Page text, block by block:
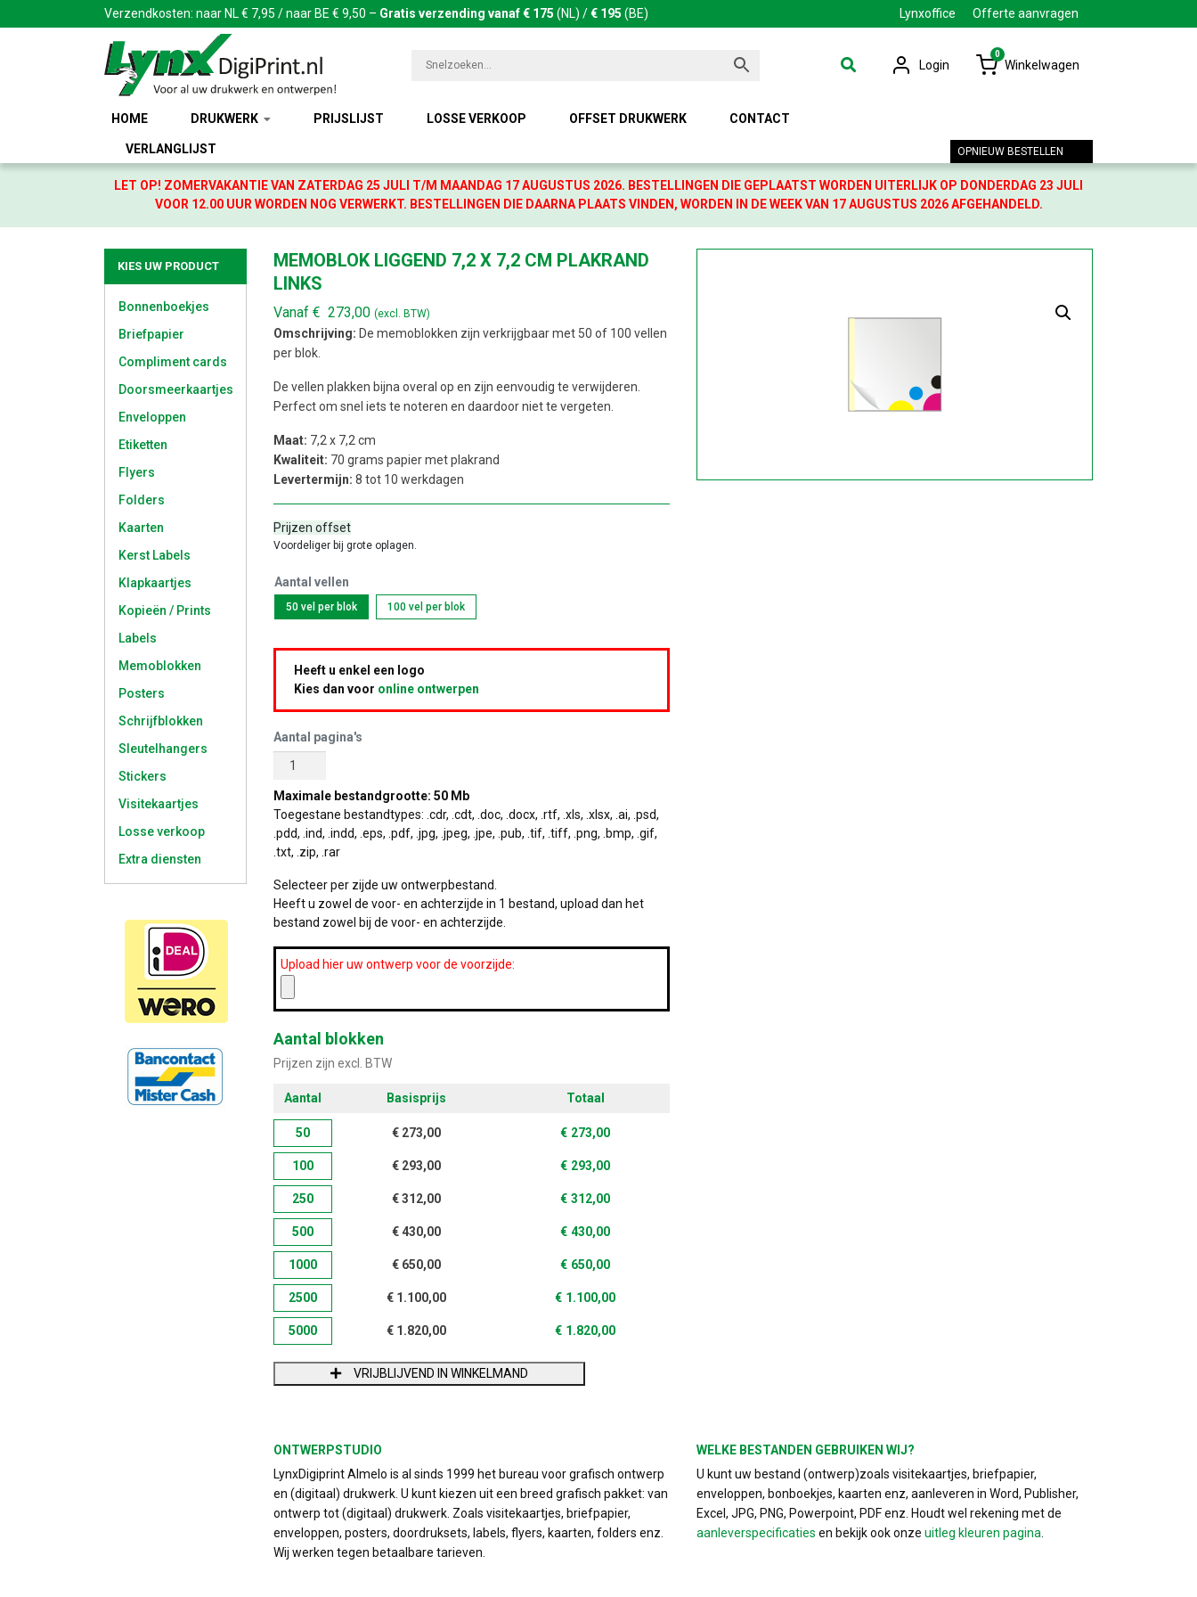
Verzendkosten: naar NL € 7,95 / naar BE € 9,50 – Gratis verzending vanaf € 175 (NL) /€ 195 (BE) Lynxoffice Offerte aanvragen
Login
0
Winkelwagen
HOME DRUKWERK PRIJSLIJST LOSSE VERKOOP OFFSET DRUKWERK CONTACT
VERLANGLIJST OPNIEUW BESTELLEN
LET OP! ZOMERVAKANTIE VAN ZATERDAG 25 JULI T/M MAANDAG 17 AUGUSTUS 2026. BESTELLINGEN DIE GEPLAATST WORDEN UITERLIJK OP DONDERDAG 23 JULI
VOOR 12.00 UUR WORDEN NOG VERWERKT. BESTELLINGEN DIE DAARNA PLAATS VINDEN, WORDEN IN DE WEEK VAN 17 AUGUSTUS 2026 AFGEHANDELD.
KIES UW PRODUCT
Bonnenboekjes
Briefpapier
Compliment cards
Doorsmeerkaartjes
Enveloppen
Etiketten
Flyers
Folders
Kaarten
Kerst Labels
Klapkaartjes
Kopieën / Prints
Labels
Memoblokken
Posters
Schrijfblokken
Sleutelhangers
Stickers
Visitekaartjes
Losse verkoop
Extra diensten
MEMOBLOK LIGGEND 7,2 X 7,2 CM PLAKRAND
LINKS
Vanaf € 273,00 (excl. BTW)
Omschrijving: De memoblokken zijn verkrijgbaar met 50 of 100 vellen
per blok.
De vellen plakken bijna overal op en zijn eenvoudig te verwijderen.
Perfect om snel iets te noteren en daardoor niet te vergeten.
Maat: 7,2 x 7,2 cm
Kwaliteit: 70 grams papier met plakrand
Levertermijn: 8 tot 10 werkdagen
Prijzen offset
Voordeliger bij grote oplagen.
Aantal vellen
50 vel per blok 100 vel per blok
Heeft u enkel een logo
Kies dan voor online ontwerpen
Aantal pagina's
Maximale bestandgrootte: 50 Mb
Toegestane bestandtypes: .cdr, .cdt, .doc, .docx, .rtf, .xls, .xlsx, .ai, .psd,
.pdd, .ind, .indd, .eps, .pdf, .jpg, .jpeg, .jpe, .pub, .tif, .tiff, .png, .bmp, .gif,
.txt, .zip, .rar
Selecteer per zijde uw ontwerpbestand.
Heeft u zowel de voor- en achterzijde in 1 bestand, upload dan het
bestand zowel bij de voor- en achterzijde.
Upload hier uw ontwerp voor de voorzijde:
Aantal blokken
Prijzen zijn excl. BTW
Aantal Basisprijs Totaal
50 € 273,00 € 273,00
100 € 293,00 € 293,00
250 € 312,00 € 312,00
500 € 430,00 € 430,00
1000 € 650,00 € 650,00
2500 € 1.100,00 € 1.100,00
5000 € 1.820,00 € 1.820,00
VRIJBLIJVEND IN WINKELMAND
ONTWERPSTUDIO
LynxDigiprint Almelo is al sinds 1999 het bureau voor grafisch ontwerp
en (digitaal) drukwerk. U kunt kiezen uit een breed grafisch pakket: van
ontwerp tot (digitaal) drukwerk. Zoals visitekaartjes, briefpapier,
enveloppen, posters, doordruksets, labels, flyers, kaarten, folders enz.
Wij werken tegen betaalbare tarieven.
WELKE BESTANDEN GEBRUIKEN WIJ?
U kunt uw bestand (ontwerp)zoals visitekaartjes, briefpapier,
enveloppen, bonboekjes, kaarten enz, aanleveren in Word, Publisher,
Excel, JPG, PNG, Powerpoint, PDF enz. Houdt wel rekening met de
aanleverspecificaties en bekijk ook onze uitleg kleuren pagina.